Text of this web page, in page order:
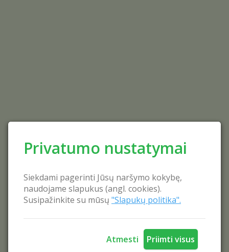
Privatumo nustatymai
Siekdami pagerinti Jūsų naršymo kokybę,
naudojame slapukus (angl. cookies).
Susipažinkite su mūsų "Slapukų politika".
Atmesti Priimti visus